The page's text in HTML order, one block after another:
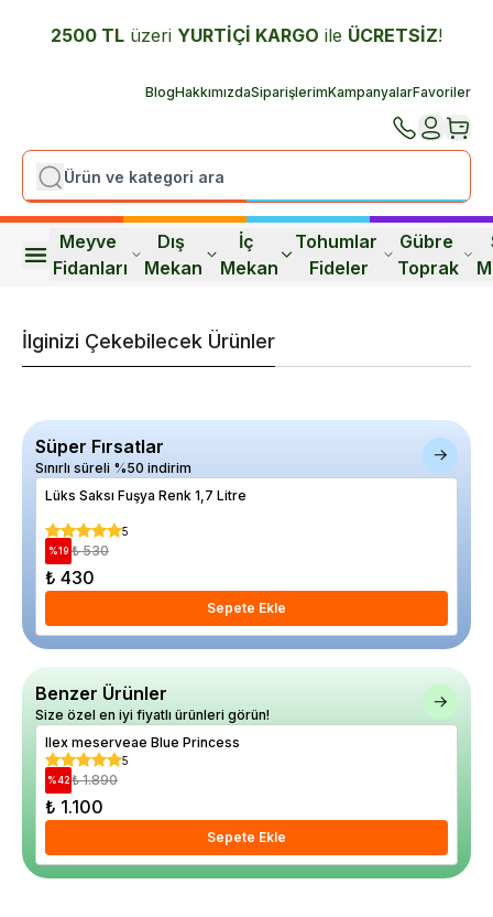
2500 TL üzeri YURTİÇİ KARGO ile ÜCRETSİZ!
BlogHakkımızdaSiparişlerimKampanyalarFavoriler
Meyve
Fidanları
Dış
Mekan
İç
Mekan
Tohumlar
Fideler
Gübre
Toprak
İlginizi Çekebilecek Ürünler
Süper Fırsatlar
Sınırlı süreli %50 indirim
Lüks Saksı Fuşya Renk 1,7 Litre
5
%19 ₺ 530
₺ 430
Sepete Ekle
Benzer Ürünler
Size özel en iyi fiyatlı ürünleri görün!
Ilex meserveae Blue Princess
5
%42 ₺ 1.890
₺ 1.100
Sepete Ekle